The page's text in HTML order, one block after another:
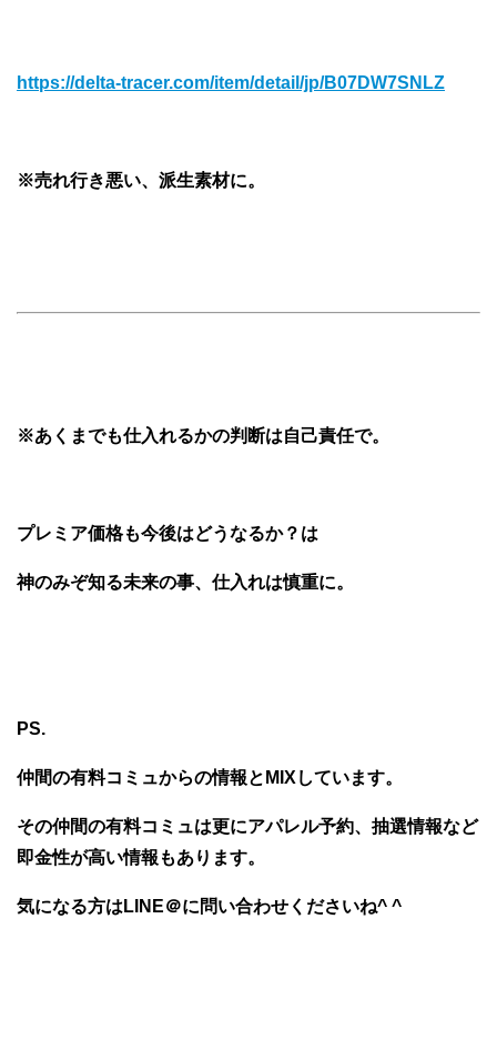
https://delta-tracer.com/item/detail/jp/B07DW7SNLZ
※売れ行き悪い、派生素材に。
※あくまでも仕入れるかの判断は自己責任で。
プレミア価格も今後はどうなるか？は
神のみぞ知る未来の事、仕入れは慎重に。
PS.
仲間の有料コミュからの情報とMIXしています。
その仲間の有料コミュは更にアパレル予約、抽選情報など
即金性が高い情報もあります。
気になる方はLINE＠に問い合わせくださいね^ ^